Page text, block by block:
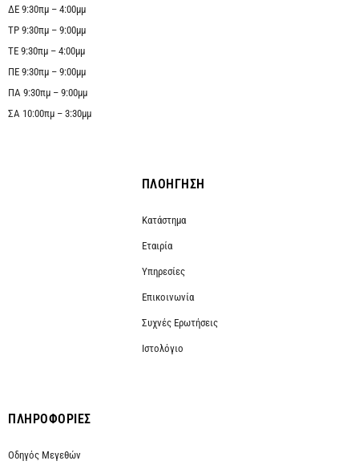
ΔΕ 9:30πμ – 4:00μμ
ΤΡ 9:30πμ – 9:00μμ
ΤΕ 9:30πμ – 4:00μμ
ΠΕ 9:30πμ – 9:00μμ
ΠΑ 9:30πμ – 9:00μμ
ΣΑ 10:00πμ – 3:30μμ
ΠΛΟΗΓΗΣΗ
Κατάστημα
Εταιρία
Υπηρεσίες
Επικοινωνία
Συχνές Ερωτήσεις
Ιστολόγιο
ΠΛΗΡΟΦΟΡΙΕΣ
Οδηγός Μεγεθών